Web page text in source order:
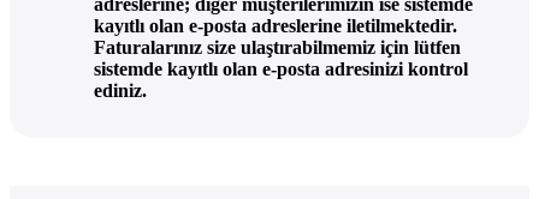
kayıtlı olan e-posta adreslerine iletilmektedir.
Faturalarınız size ulaştırabilmemiz için lütfen
sistemde kayıtlı olan e-posta adresinizi kontrol
ediniz.